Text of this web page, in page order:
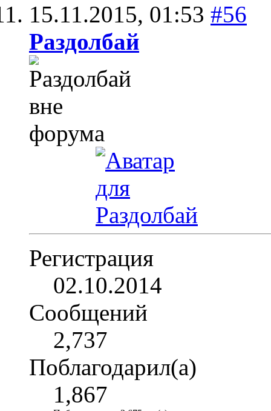
15.11.2015, 01:53 #56
Раздолбай
Регистрация
02.10.2014
Сообщений
2,737
Поблагодарил(а)
1,867